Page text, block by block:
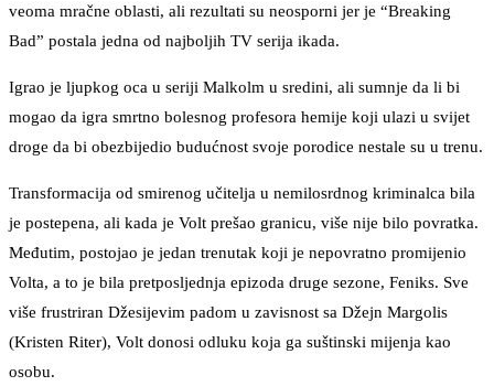
veoma mračne oblasti, ali rezultati su neosporni jer je “Breaking
Bad” postala jedna od najboljih TV serija ikada.
Igrao je ljupkog oca u seriji Malkolm u sredini, ali sumnje da li bi
mogao da igra smrtno bolesnog profesora hemije koji ulazi u svijet
droge da bi obezbijedio budućnost svoje porodice nestale su u trenu.
Transformacija od smirenog učitelja u nemilosrdnog kriminalca bila
je postepena, ali kada je Volt prešao granicu, više nije bilo povratka.
Međutim, postojao je jedan trenutak koji je nepovratno promijenio
Volta, a to je bila pretposljednja epizoda druge sezone, Feniks. Sve
više frustriran Džesijevim padom u zavisnost sa Džejn Margolis
(Kristen Riter), Volt donosi odluku koja ga suštinski mijenja kao
osobu.